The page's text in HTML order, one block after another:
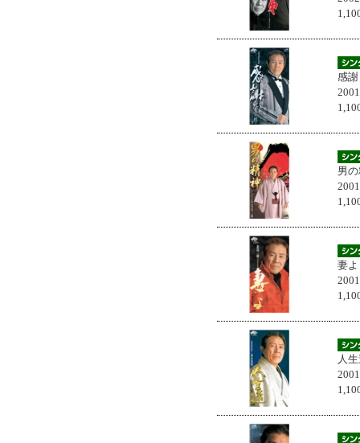
感謝
男
妻よ
人